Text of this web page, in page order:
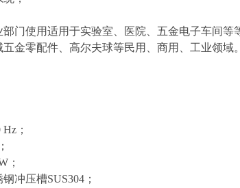
部门使用适用于实验室、医院、五金电子车间
金零配件、高尔夫球等民用、商用、工业领域。
Hz ；
；
；
钢冲压槽SUS304 ；